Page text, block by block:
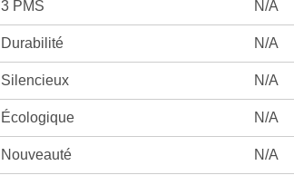
3 PMS N/A
Durabilité N/A
Silencieux N/A
Écologique N/A
Nouveauté N/A